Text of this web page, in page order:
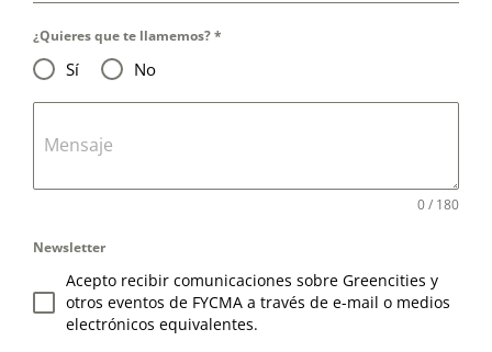
¿Quieres que te llamemos?*
Sí No
Mensaje
0 / 180
Newsletter
Acepto recibir comunicaciones sobre Greencities y
otros eventos de FYCMA a través de e-mail o medios
electrónicos equivalentes.